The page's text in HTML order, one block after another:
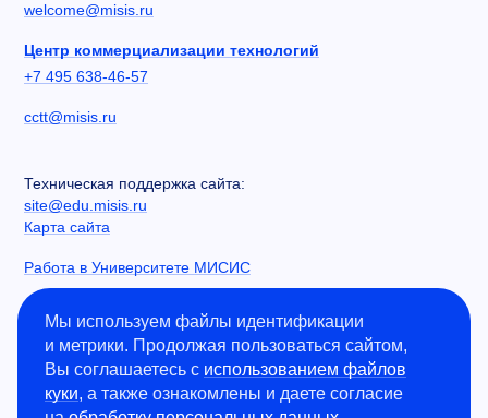
welcome@misis.ru
Центр коммерциализации технологий
+7 495 638-46-57
cctt@misis.ru
Техническая поддержка сайта:
site@edu.misis.ru
Карта сайта
Работа в Университете МИСИС
Сведения об образовательной организации
Информация о закупках
Противодействие коррупции
Политика конфиденциальности
Мы используем файлы идентификации
и метрики. Продолжая пользоваться сайтом,
Вы соглашаетесь с использованием файлов
куки, а также ознакомлены и даете согласие